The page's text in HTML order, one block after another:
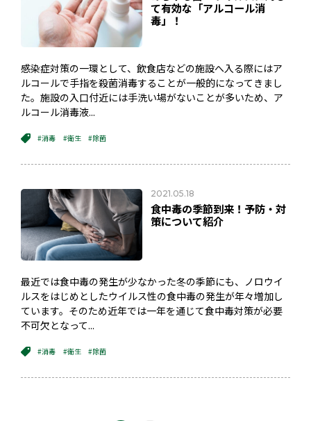
て有効な「アルコール消
毒」！
感染症対策の一環として、飲食店などの施設へ入る際にはア
ルコールで手指を殺菌消毒することが一般的になってきまし
た。施設の入口付近には手洗い場がないことが多いため、ア
ルコール消毒液...
#消毒 #衛生 #除菌
2021.05.18
食中毒の季節到来！予防・対
策について紹介
最近では食中毒の発生が少なかった冬の季節にも、ノロウイ
ルスをはじめとしたウイルス性の食中毒の発生が年々増加し
ています。そのため近年では一年を通じて食中毒対策が必要
不可欠となって...
#消毒 #衛生 #除菌